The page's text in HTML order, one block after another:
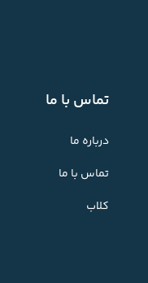
تماس با ما
درباره ما
تماس با ما
کلاب